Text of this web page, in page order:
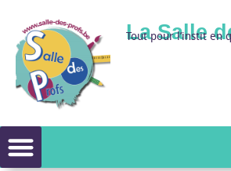
La Salle
Tout pour l’instit en